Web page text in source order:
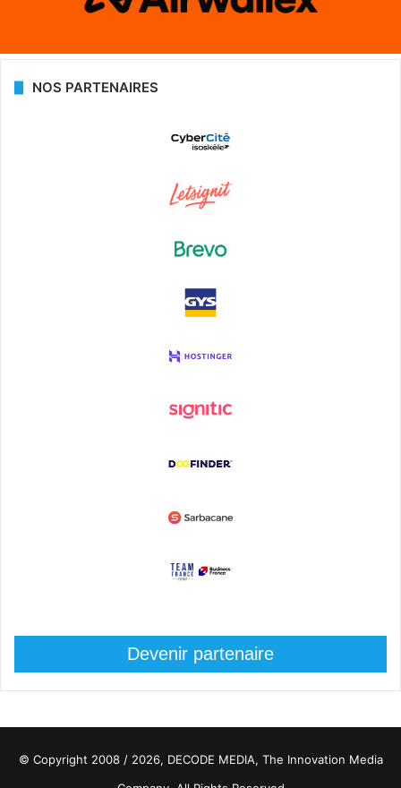
NOS PARTENAIRES
Devenir partenaire
© Copyright 2008 / 2026, DECODE MEDIA, The Innovation Media